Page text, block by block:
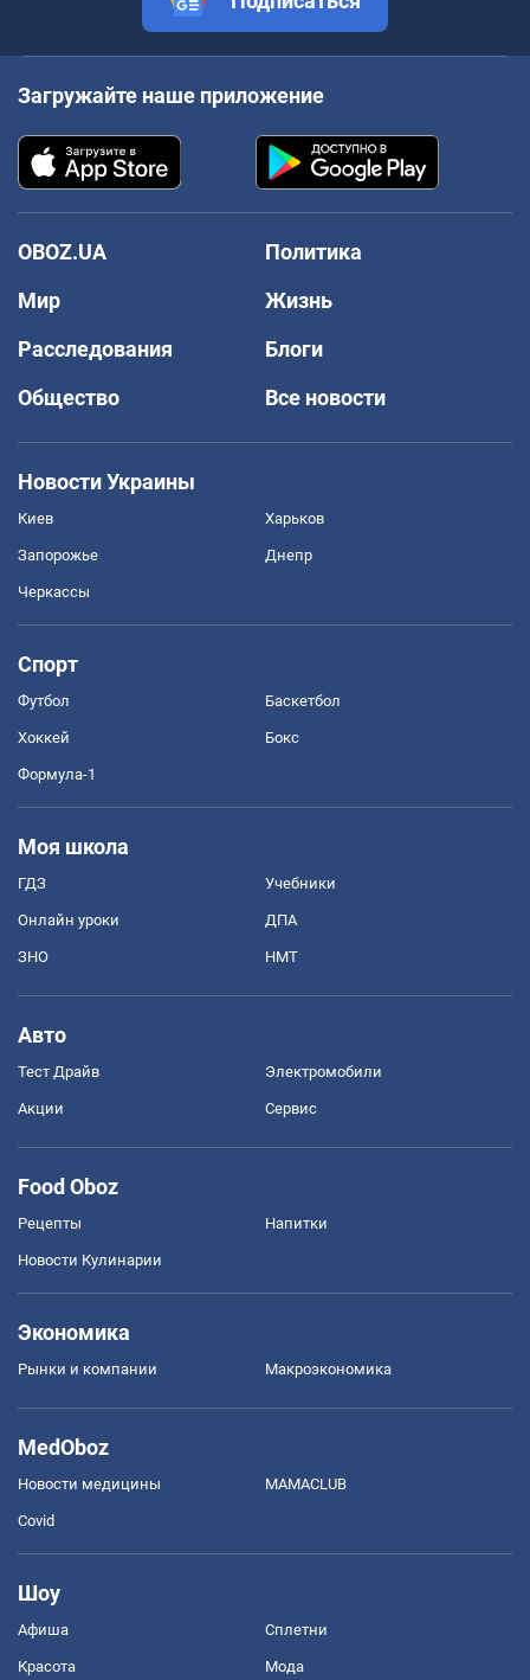
Загружайте наше приложение
OBOZ.UA
Политика
Мир
Жизнь
Расследования
Блоги
Общество
Все новости
Новости Украины
Киев Харьков
Запорожье Днепр
Черкассы
Спорт
Футбол Баскетбол
Хоккей Бокс
Формула-1
Моя школа
ГДЗ Учебники
Онлайн уроки ДПА
ЗНО НМТ
Авто
Тест Драйв Электромобили
Акции Сервис
Food Oboz
Рецепты Напитки
Новости Кулинарии
Экономика
Рынки и компании Mакроэкономика
MedOboz
Новости медицины MAMACLUB
Covid
Шоу
Афиша Сплетни
Красота Мода